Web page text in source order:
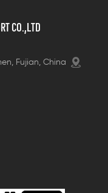
na conexão elétrica
CO.,LTD
Fujian, China